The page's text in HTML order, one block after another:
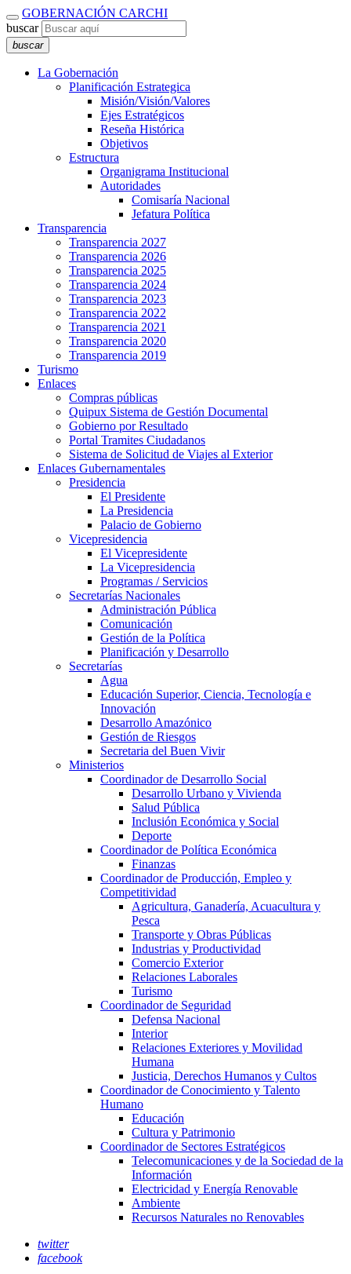
GOBERNACIÓN CARCHI
buscar
buscar
La Gobernación
Planificación Estrategica
Misión/Visión/Valores
Ejes Estratégicos
Reseña Histórica
Objetivos
Estructura
Organigrama Institucional
Autoridades
Comisaría Nacional
Jefatura Política
Transparencia
Transparencia 2027
Transparencia 2026
Transparencia 2025
Transparencia 2024
Transparencia 2023
Transparencia 2022
Transparencia 2021
Transparencia 2020
Transparencia 2019
Turismo
Enlaces
Compras públicas
Quipux Sistema de Gestión Documental
Gobierno por Resultado
Portal Tramites Ciudadanos
Sistema de Solicitud de Viajes al Exterior
Enlaces Gubernamentales
Presidencia
El Presidente
La Presidencia
Palacio de Gobierno
Vicepresidencia
El Vicepresidente
La Vicepresidencia
Programas / Servicios
Secretarías Nacionales
Administración Pública
Comunicación
Gestión de la Política
Planificación y Desarrollo
Secretarías
Agua
Educación Superior, Ciencia, Tecnología e
Innovación
Desarrollo Amazónico
Gestión de Riesgos
Secretaria del Buen Vivir
Ministerios
Coordinador de Desarrollo Social
Desarrollo Urbano y Vivienda
Salud Pública
Inclusión Económica y Social
Deporte
Coordinador de Política Económica
Finanzas
Coordinador de Producción, Empleo y
Competitividad
Agricultura, Ganadería, Acuacultura y
Pesca
Transporte y Obras Públicas
Industrias y Productividad
Comercio Exterior
Relaciones Laborales
Turismo
Coordinador de Seguridad
Defensa Nacional
Interior
Relaciones Exteriores y Movilidad
Humana
Justicia, Derechos Humanos y Cultos
Coordinador de Conocimiento y Talento
Humano
Educación
Cultura y Patrimonio
Coordinador de Sectores Estratégicos
Telecomunicaciones y de la Sociedad de la
Información
Electricidad y Energía Renovable
Ambiente
Recursos Naturales no Renovables
twitter
facebook